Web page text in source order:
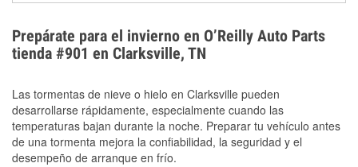
el sobrecalentamiento en condiciones de frío
extremo. Aprende cómo comprobar la protección
anticongelante en nuestra sección How-To.
Prepárate para el invierno en O’Reilly Auto Parts
tienda #901 en Clarksville, TN
Las tormentas de nieve o hielo en Clarksville pueden
desarrollarse rápidamente, especialmente cuando las
temperaturas bajan durante la noche. Preparar tu vehículo antes
de una tormenta mejora la confiabilidad, la seguridad y el
desempeño de arranque en frío.